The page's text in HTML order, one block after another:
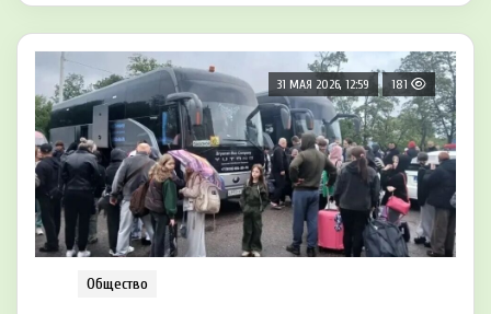
31 МАЯ 2026, 12:59 181
Общество